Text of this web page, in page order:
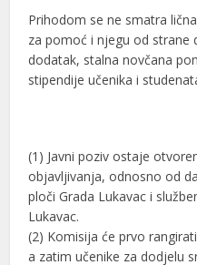
Prihodom se ne smatra
za pomoć i njegu od strane
dodatak, stalna novčana
stipendije učenika i
(1) Javni poziv ostaje
objavljivanja, odnosno od
ploči Grada Lukavac i
Lukavac.
(2) Komisija će prvo
a zatim učenike za dodjelu